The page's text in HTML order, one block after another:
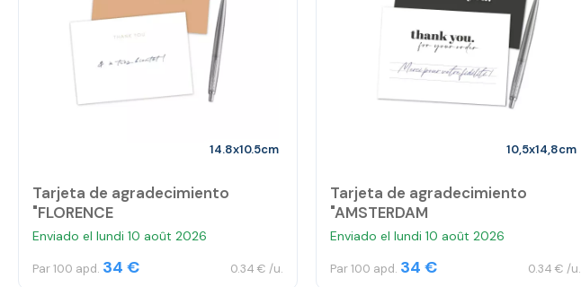
14.8x10.5cm
Tarjeta de agradecimiento
"FLORENCE
Enviado el lundi 10 août 2026
Par 100 apd. 34 € 0.34 € /u.
10,5x14,8cm
Tarjeta de agradecimiento
"AMSTERDAM
Enviado el lundi 10 août 2026
Par 100 apd. 34 € 0.34 € /u.